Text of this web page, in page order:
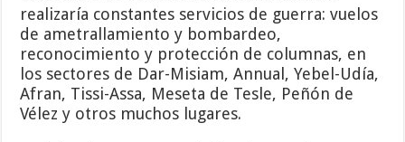
realizaría constantes servicios de guerra: vuelos
de ametrallamiento y bombardeo,
reconocimiento y protección de columnas, en
los sectores de Dar-Misiam, Annual, Yebel-Udía,
Afran, Tissi-Assa, Meseta de Tesle, Peñón de
Vélez y otros muchos lugares.